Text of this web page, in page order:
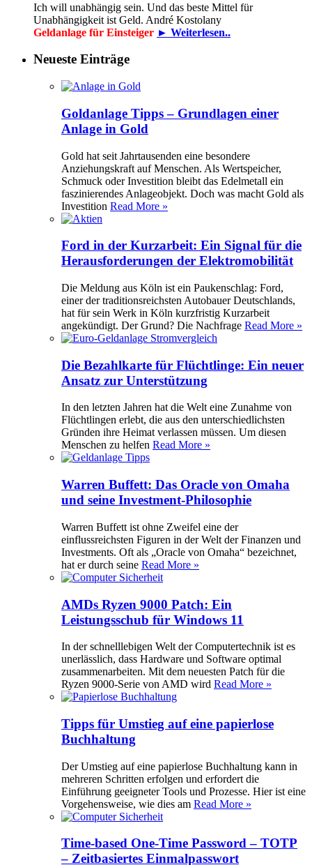
Ich will unabhängig sein. Und das beste Mittel für
Unabhängigkeit ist Geld. André Kostolany
Geldanlage für Einsteiger ► Weiterlesen..
Neueste Einträge
Goldanlage Tipps – Grundlagen einer
Anlage in Gold
Gold hat seit Jahrtausenden eine besondere
Anziehungskraft auf Menschen. Als Wertspeicher,
Schmuck oder Investition bleibt das Edelmetall ein
faszinierendes Anlageobjekt. Doch was macht Gold als
Investition Read More »
Ford in der Kurzarbeit: Ein Signal für die
Herausforderungen der Elektromobilität
Die Meldung aus Köln ist ein Paukenschlag: Ford,
einer der traditionsreichsten Autobauer Deutschlands,
hat für sein Werk in Köln kurzfristig Kurzarbeit
angekündigt. Der Grund? Die Nachfrage Read More »
Die Bezahlkarte für Flüchtlinge: Ein neuer
Ansatz zur Unterstützung
In den letzten Jahren hat die Welt eine Zunahme von
Flüchtlingen erlebt, die aus den unterschiedlichsten
Gründen ihre Heimat verlassen müssen. Um diesen
Menschen zu helfen Read More »
Warren Buffett: Das Oracle von Omaha
und seine Investment-Philosophie
Warren Buffett ist ohne Zweifel eine der
einflussreichsten Figuren in der Welt der Finanzen und
Investments. Oft als „Oracle von Omaha“ bezeichnet,
hat er durch seine Read More »
AMDs Ryzen 9000 Patch: Ein
Leistungsschub für Windows 11
In der schnelllebigen Welt der Computertechnik ist es
unerlässlich, dass Hardware und Software optimal
zusammenarbeiten. Mit dem neuesten Patch für die
Ryzen 9000-Serie von AMD wird Read More »
Tipps für Umstieg auf eine papierlose
Buchhaltung
Der Umstieg auf eine papierlose Buchhaltung kann in
mehreren Schritten erfolgen und erfordert die
Einführung geeigneter Tools und Prozesse. Hier ist eine
Vorgehensweise, wie dies am Read More »
Time-based One-Time Password – TOTP
– Zeitbasiertes Einmalpasswort